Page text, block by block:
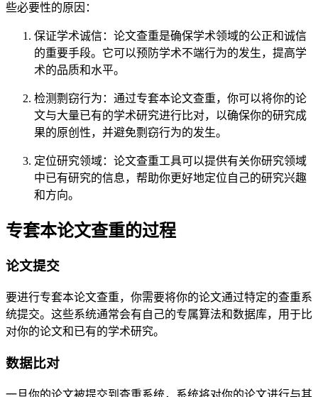
些必要性的原因：
保证学术诚信：论文查重是确保学术领域的公正和诚信
的重要手段。它可以预防学术不端行为的发生，提高学
术的品质和水平。
检测剽窃行为：通过专套本论文查重，你可以将你的论
文与大量已有的学术研究进行比对，以确保你的研究成
果的原创性，并避免剽窃行为的发生。
定位研究领域：论文查重工具可以提供有关你研究领域
中已有研究的信息，帮助你更好地定位自己的研究兴趣
和方向。
专套本论文查重的过程
论文提交
要进行专套本论文查重，你需要将你的论文通过特定的查重系
统提交。这些系统通常会有自己的专属算法和数据库，用于比
对你的论文和已有的学术研究。
数据比对
一旦你的论文被提交到查重系统，系统将对你的论文进行与其